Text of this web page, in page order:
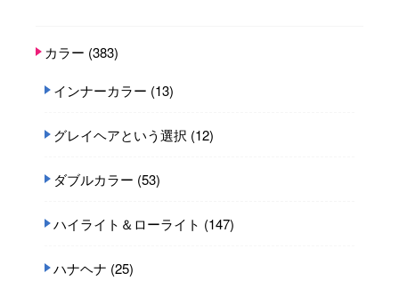
カラー (383)
インナーカラー (13)
グレイヘアという選択 (12)
ダブルカラー (53)
ハイライト＆ローライト (147)
ハナヘナ (25)